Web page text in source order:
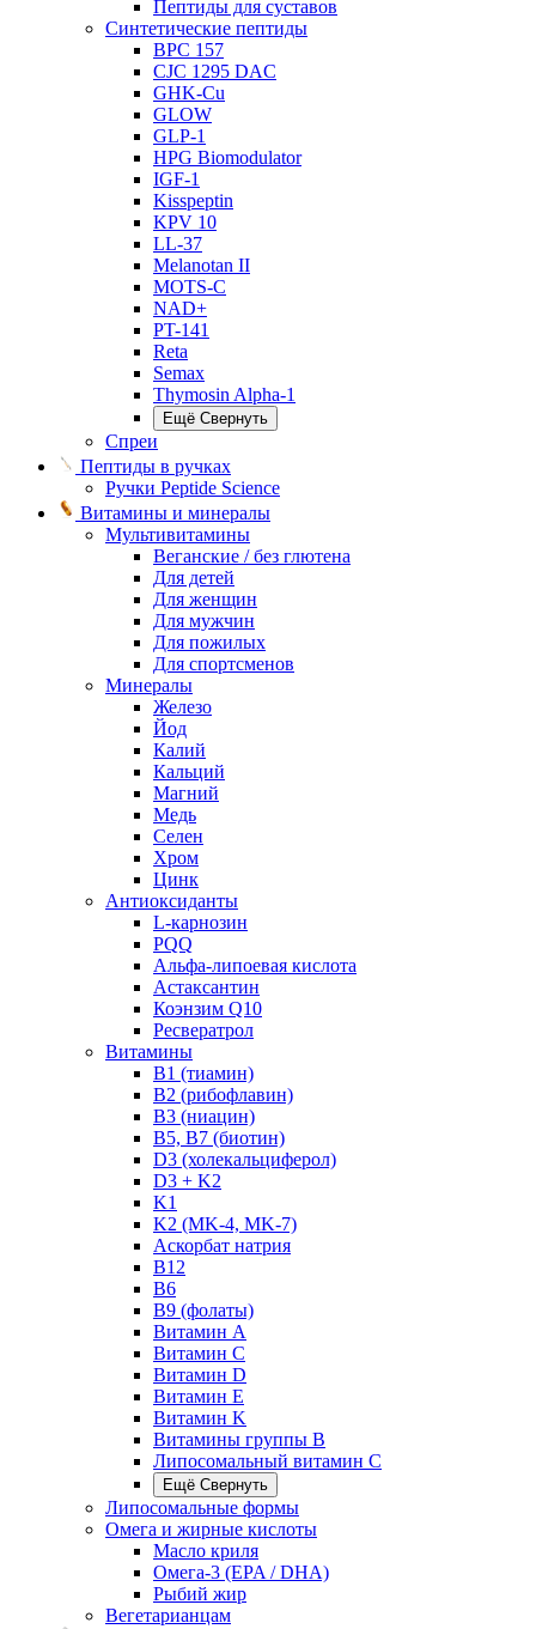
Пептиды для суставов
Синтетические пептиды
BPC 157
CJC 1295 DAC
GHK-Cu
GLOW
GLP-1
HPG Biomodulator
IGF-1
Kisspeptin
KPV 10
LL-37
Melanotan II
MOTS-C
NAD+
PT-141
Reta
Semax
Thymosin Alpha-1
Ещё Свернуть
Спреи
Пептиды в ручках
Ручки Peptide Science
Витамины и минералы
Мультивитамины
Веганские / без глютена
Для детей
Для женщин
Для мужчин
Для пожилых
Для спортсменов
Минералы
Железо
Йод
Калий
Кальций
Магний
Медь
Селен
Хром
Цинк
Антиоксиданты
L-карнозин
PQQ
Альфа-липоевая кислота
Астаксантин
Коэнзим Q10
Ресвератрол
Витамины
B1 (тиамин)
B2 (рибофлавин)
B3 (ниацин)
B5, B7 (биотин)
D3 (холекальциферол)
D3 + K2
K1
K2 (MK-4, MK-7)
Аскорбат натрия
В12
В6
В9 (фолаты)
Витамин A
Витамин C
Витамин D
Витамин E
Витамин K
Витамины группы B
Липосомальный витамин C
Ещё Свернуть
Липосомальные формы
Омега и жирные кислоты
Масло криля
Омега-3 (EPA / DHA)
Рыбий жир
Вегетарианцам